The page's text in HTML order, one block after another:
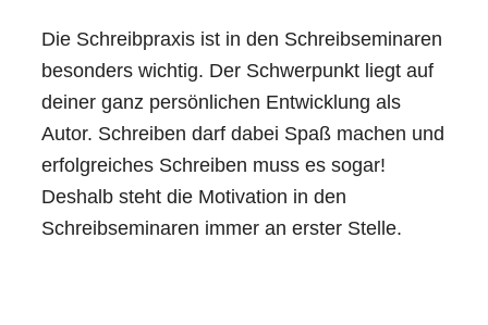
Die Schreibpraxis ist in den Schreibseminaren
besonders wichtig. Der Schwerpunkt liegt auf
deiner ganz persönlichen Entwicklung als
Autor. Schreiben darf dabei Spaß machen und
erfolgreiches Schreiben muss es sogar!
Deshalb steht die Motivation in den
Schreibseminaren immer an erster Stelle.